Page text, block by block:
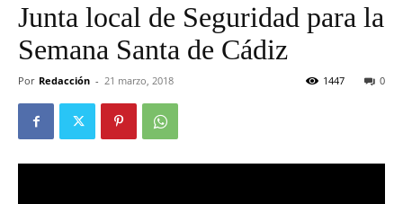
Junta local de Seguridad para la
Semana Santa de Cádiz
Por Redacción - 21 marzo, 2018 0
1447